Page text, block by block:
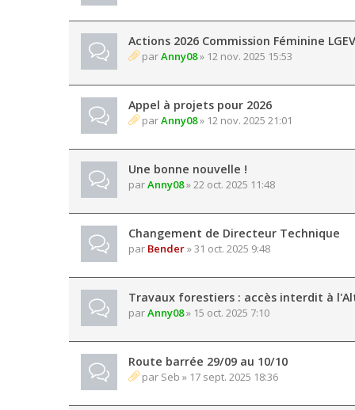
Actions 2026 Commission Féminine
parAnny08» 12 nov. 2025 15:53
Appel à projets pour 2026
parAnny08» 12 nov. 2025 21:01
Une bonne nouvelle !
parAnny08» 22 oct. 2025 11:48
Changement de Directeur Technique
par Bender» 31 oct. 2025 9:48
Travaux forestiers : accès interdit à
parAnny08» 15 oct. 2025 7:10
Route barrée 29/09 au 10/10
par Seb » 17 sept. 2025 18:36